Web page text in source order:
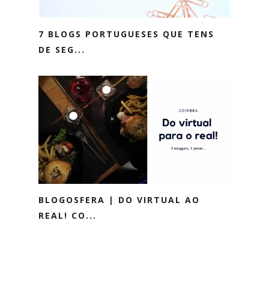
7 BLOGS PORTUGUESES QUE TENS
DE SEG...
BLOGOSFERA | DO VIRTUAL AO
REAL! CO...